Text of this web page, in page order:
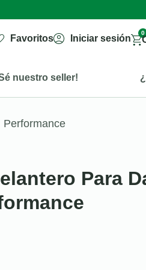
Favoritos Iniciar sesión
0
nuestro seller!
Para